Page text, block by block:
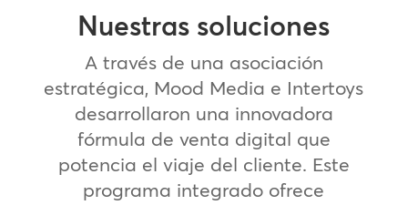
Nuestras soluciones
A través de una asociación
estratégica, Mood Media e Intertoys
desarrollaron una innovadora
fórmula de venta digital que
potencia el viaje del cliente. Este
programa integrado ofrece